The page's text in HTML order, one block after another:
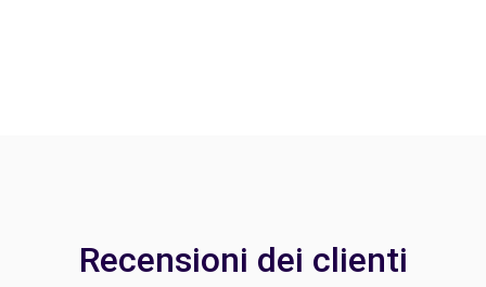
Recensioni dei clienti